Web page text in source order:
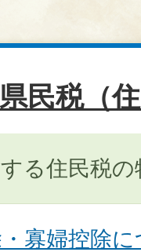
民税（
る住民税の
寡婦控除